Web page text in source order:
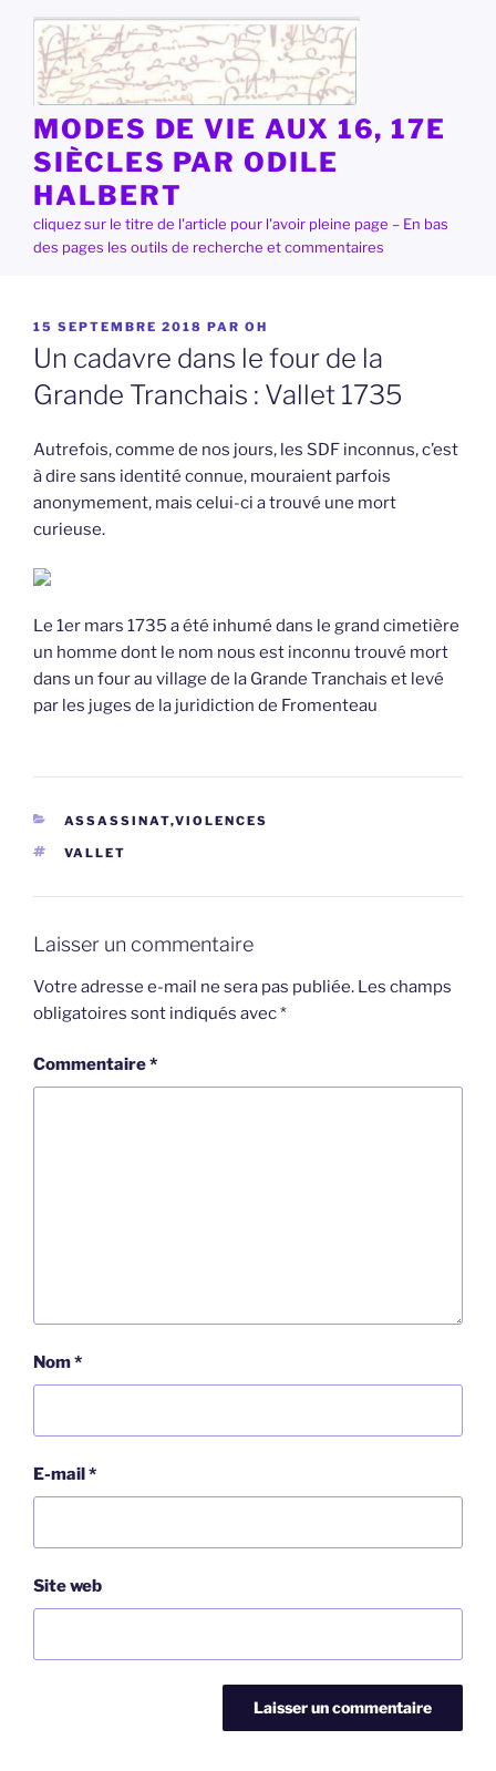
contenu
principal
MODES DE VIE AUX 16, 17E
SIÈCLES PAR ODILE
HALBERT
cliquez sur le titre de l'article pour l'avoir pleine page – En bas
des pages les outils de recherche et commentaires
PUBLIÉ
LE
15 SEPTEMBRE 2018 PAR OH
Un cadavre dans le four de la
Grande Tranchais : Vallet 1735
Autrefois, comme de nos jours, les SDF inconnus, c’est
à dire sans identité connue, mouraient parfois
anonymement, mais celui-ci a trouvé une mort
curieuse.
Le 1er mars 1735 a été inhumé dans le grand cimetière
un homme dont le nom nous est inconnu trouvé mort
dans un four au village de la Grande Tranchais et levé
par les juges de la juridiction de Fromenteau
CATÉGORIES
ASSASSINAT,VIOLENCES
ÉTIQUETTES
VALLET
Laisser un commentaire
Votre adresse e-mail ne sera pas publiée. Les champs
obligatoires sont indiqués avec*
Commentaire*
Nom*
E-mail*
Site web